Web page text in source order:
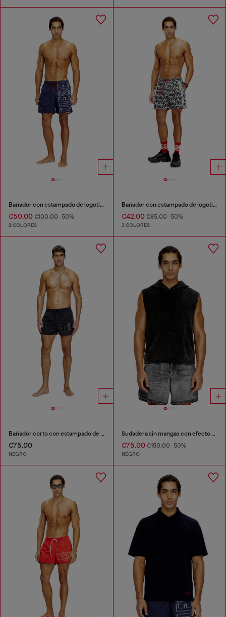
Bañador con estampado de logotipo oversize
€50.00 €100.00-50%
2 COLORES
Bañador con estampado de logotipo por toda la prenda
€42.00€85.00-50%
3 COLORES
Bañador corto con estampado de logotipo
€75.00
NEGRO
Sudadera sin mangas con efecto de lavado oscuro
€75.00€150.00-50%
NEGRO